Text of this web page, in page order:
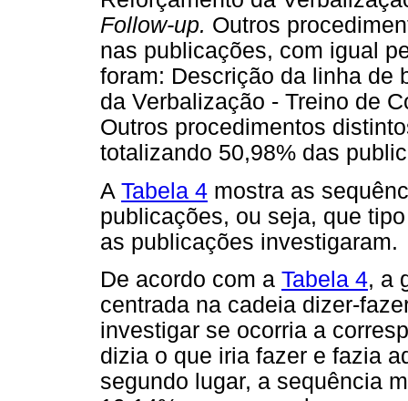
Follow-up. Outros
nas publicações, com igual
foram: Descrição da linha de
da Verbalização - Treino de
Outros procedimentos
totalizando 50,98% das
A Tabela 4 mostra as
publicações, ou seja, que
as publicações investigaram.
De acordo com a Tabela 4, a
centrada na cadeia dizer-
investigar se ocorria a
dizia o que iria fazer e fazia
segundo lugar, a sequência